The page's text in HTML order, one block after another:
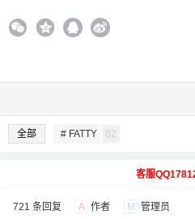
全部 # FATTY 62
客服
721 条回复 A 作者 M 管理员